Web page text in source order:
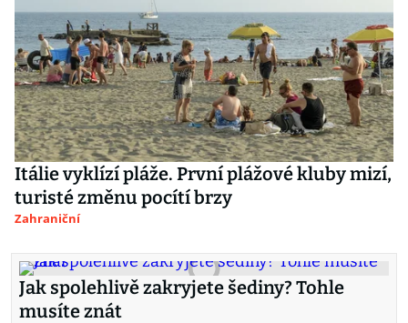
Itálie vyklízí pláže. První plážové kluby mizí,
turisté změnu pocítí brzy
Zahraniční
Jak spolehlivě zakryjete šediny? Tohle
musíte znát